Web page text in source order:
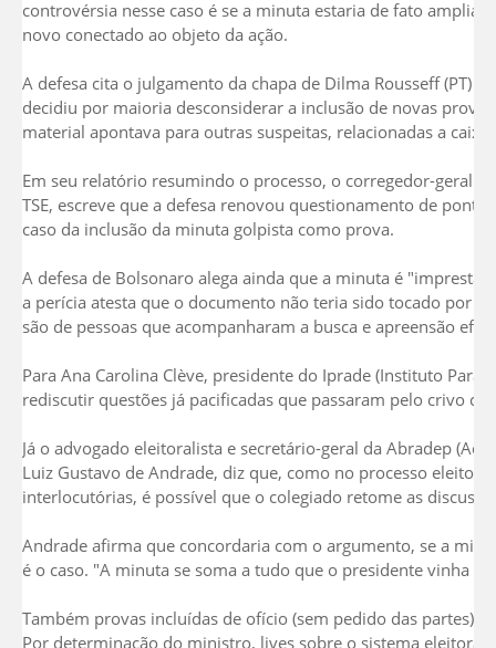
controvérsia nesse caso é se a minuta estaria de fato
novo conectado ao objeto da ação.
A defesa cita o julgamento da chapa de Dilma Rousseff (PT)
decidiu por maioria desconsiderar a inclusão de novas
material apontava para outras suspeitas, relacionadas a
Em seu relatório resumindo o processo, o corregedor-geral
TSE, escreve que a defesa renovou questionamento de
caso da inclusão da minuta golpista como prova.
A defesa de Bolsonaro alega ainda que a minuta é
a perícia atesta que o documento não teria sido tocado por
são de pessoas que acompanharam a busca e apreensão
Para Ana Carolina Clève, presidente do Iprade (Instituto
rediscutir questões já pacificadas que passaram pelo crivo
Já o advogado eleitoralista e secretário-geral da Abradep
Luiz Gustavo de Andrade, diz que, como no processo
interlocutórias, é possível que o colegiado retome as
Andrade afirma que concordaria com o argumento, se a
é o caso. "A minuta se soma a tudo que o presidente vinha
Também provas incluídas de ofício (sem pedido das partes)
Por determinação do ministro, lives sobre o sistema